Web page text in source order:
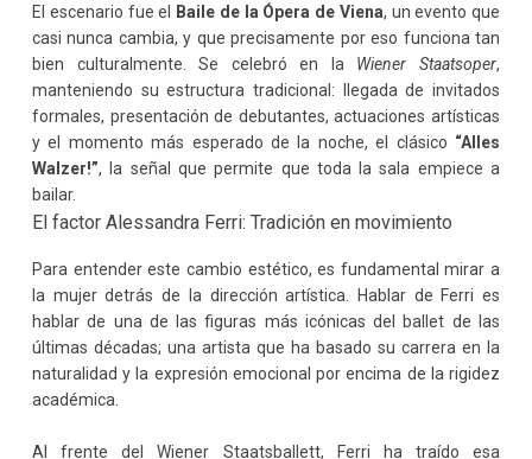
El escenario fue el
Baile de la Ópera de Viena, un evento que
casi nunca cambia, y que precisamente por eso funciona tan
bien culturalmente. Se celebró en la Wiener Staatsoper,
manteniendo su estructura tradicional: llegada de invitados
formales, presentación de debutantes, actuaciones artísticas
y el momento más esperado de la noche, el clásico “Alles
Walzer!”, la señal que permite que toda la sala empiece a
bailar.
El factor Alessandra Ferri: Tradición en movimiento
Para entender este cambio estético, es fundamental mirar a
la mujer detrás de la dirección artística. Hablar de Ferri es
hablar de una de las figuras más icónicas del ballet de las
últimas décadas; una artista que ha basado su carrera en la
naturalidad y la expresión emocional por encima de la rigidez
académica.
Al frente del Wiener Staatsballett, Ferri ha traído esa